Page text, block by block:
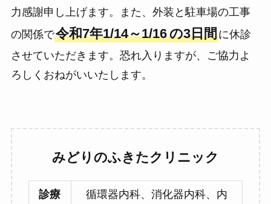
力感謝申し上げます。また、外装と駐車場の工事
の関係で令和7年1/14～1/16の3日間に休診
させていただきます。恐れ入りますが、ご協力よ
ろしくおねがいいたします。
みどりのふきたクリニック
診療
循環器内科、消化器内科、内